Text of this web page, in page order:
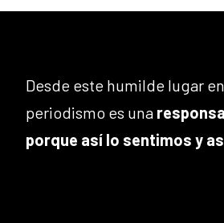
Desde este humilde lugar
periodismo es una
porque así lo sentimos y